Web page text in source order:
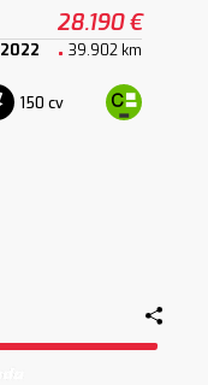
28.190 €
2022 39.902 km
150 cv